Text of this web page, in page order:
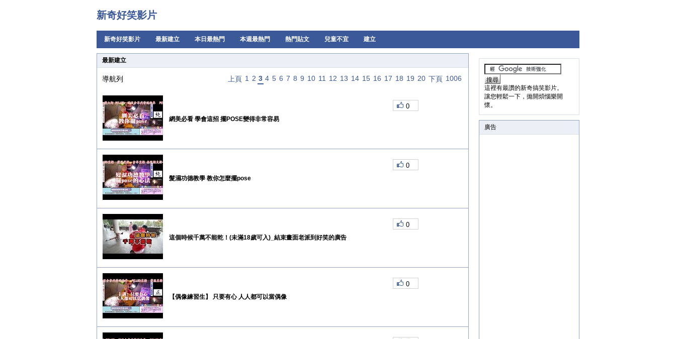
新奇好笑影片
新奇好笑影片 最新建立 本日最熱門 本週最熱門 熱門貼文 兒童不宜 建立
最新建立
導航列 上頁 1 2 3 4 5 6 7 8 9 10 11 12 13 14 15 16 17 18 19 20 下頁 1006
0
網美必看 學會這招 擺POSE變得非常容易
0
髮濕功德教學 教你怎麼擺pose
0
這個時候千萬不能乾！(未滿18歲可入)_結束畫面老派到好笑的廣告
0
【偶像練習生】 只要有心 人人都可以當偶像
這裡有最讚的新奇搞笑影片。
讓您輕鬆一下，拋開煩惱樂開
懷。
廣告